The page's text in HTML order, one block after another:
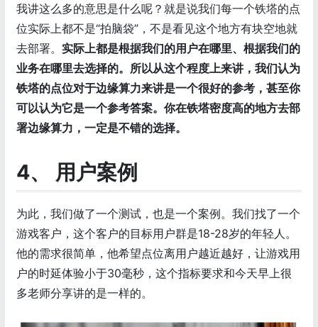
我讲这么多的意思是什么呢？就是说我们每一个铁塔的点
位实际上都不是“拍脑袋”，不是看见这个地方有块空地就
去部署。 实际上都是根据我们的用户在哪里、根据我们的
业务在哪里去选择的。所以从这个程度上来讲，我们认为
铁塔的点位对于边缘算力来讲是一个很好的参考，甚至你
可以认为它是一个参考答案。你在铁塔密度高的地方去部
署边缘算力，一定是不错的选择。
4、 用户案例
为此，我们做了一个测试，也是一个案例。我们找了一个
游戏客户，这个客户的目标用户群是18-28岁的年轻人。
他的需求很简单，他希望点位离用户越近越好，让游戏用
户的时延体验小于30毫秒，这个指标要求和今天早上很
多老师分享讲的是一样的。